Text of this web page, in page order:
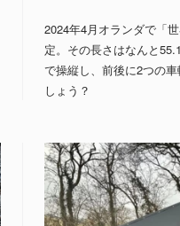
2024年4月オランダで「
定。その長さはなんと
で操縦し、前後に2つの
しょう？